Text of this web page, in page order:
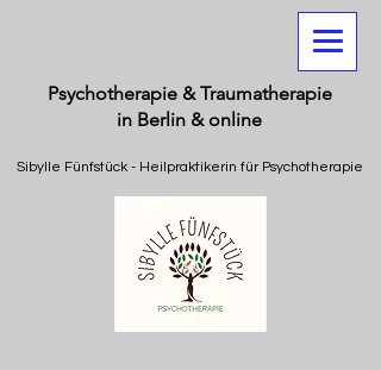
Psychotherapie & Traumatherapie
in Berlin & online
Sibylle Fünfstück - Heilpraktikerin für Psychotherapie